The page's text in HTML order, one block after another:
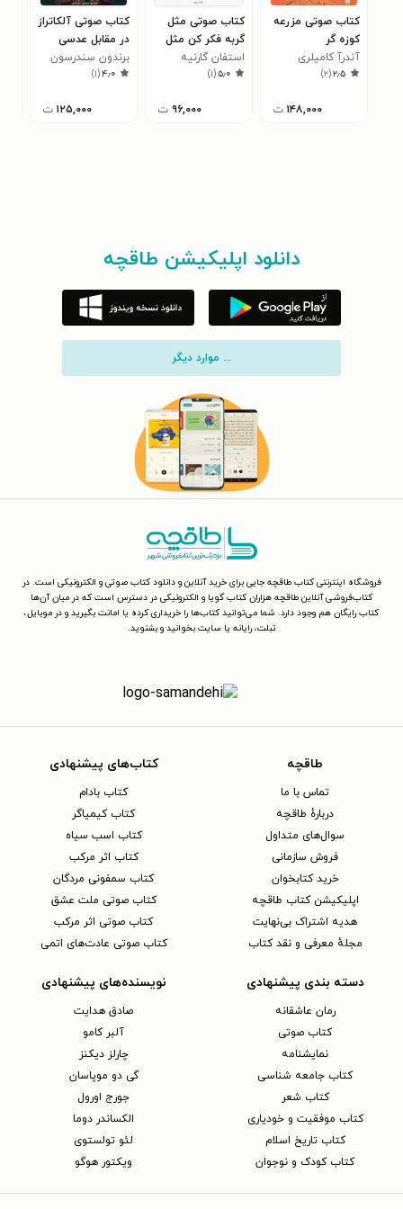
کتاب صوتی مزرعه
کوزه گر
آندرآ کامیلری
۲٫۵(۲)
۱۴۸,۰۰۰ ت
کتاب صوتی مثل
گربه فکر کن مثل
گربه رفتار کن (جلد
دوم)
استفان گارنیه
۵٫۰(۱)
۹۶,۰۰۰ ت
کتاب صوتی آلکاتراز
در مقابل عدسی
شکسته (کتاب
چهارم مجموعه
برندون سندرسون
۴٫۰(۱)
۱۲۵,۰۰۰ ت
دانلود اپلیکیشن طاقچه
... موارد دیگر
فروشگاه اینترنتی کتاب طاقچه جایی برای خرید آنلاین و دانلود کتاب صوتی و الکترونیکی است. در
کتاب‌فروشی آنلاین طاقچه هزاران کتاب گویا و الکترونیکی در دسترس است که در میان آن‌ها
کتاب رایگان هم وجود دارد. شما می‌توانید کتاب‌ها را خریداری کرده یا امانت بگیرید و در موبایل،
تبلت، رایانه یا سایت بخوانید و بشنوید.
طاقچه
تماس با ما
دربارهٔ طاقچه
سوال‌های متداول
فروش سازمانی
خرید کتابخوان
اپلیکیشن کتاب طاقچه
هدیه اشتراک بی‌نهایت
مجلهٔ معرفی و نقد کتاب
کتاب‌های پیشنهادی
کتاب بادام
کتاب کیمیاگر
کتاب اسب سیاه
کتاب اثر مرکب
کتاب سمفونی مردگان
کتاب صوتی ملت عشق
کتاب صوتی اثر مرکب
کتاب صوتی عادت‌های اتمی
دسته بندی پیشنهادی
رمان عاشقانه
کتاب‌ صوتی
نمایشنامه
کتاب جامعه شناسی
کتاب شعر
کتاب موفقیت و خودیاری
کتاب تاریخ اسلام
کتاب کودک و نوجوان
نویسنده‌های پیشنهادی
صادق هدایت
آلبر کامو
چارلز دیکنز
گی دو موپاسان
جورج اورول
الکساندر دوما
لئو تولستوی
ویکتور هوگو